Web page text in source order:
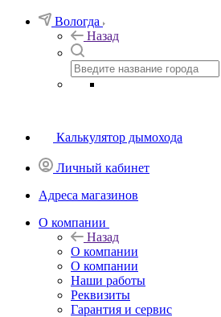
Вологда
Назад
Калькулятор дымохода
Личный кабинет
Адреса магазинов
O компании
Назад
O компании
О компании
Наши работы
Реквизиты
Гарантия и сервис